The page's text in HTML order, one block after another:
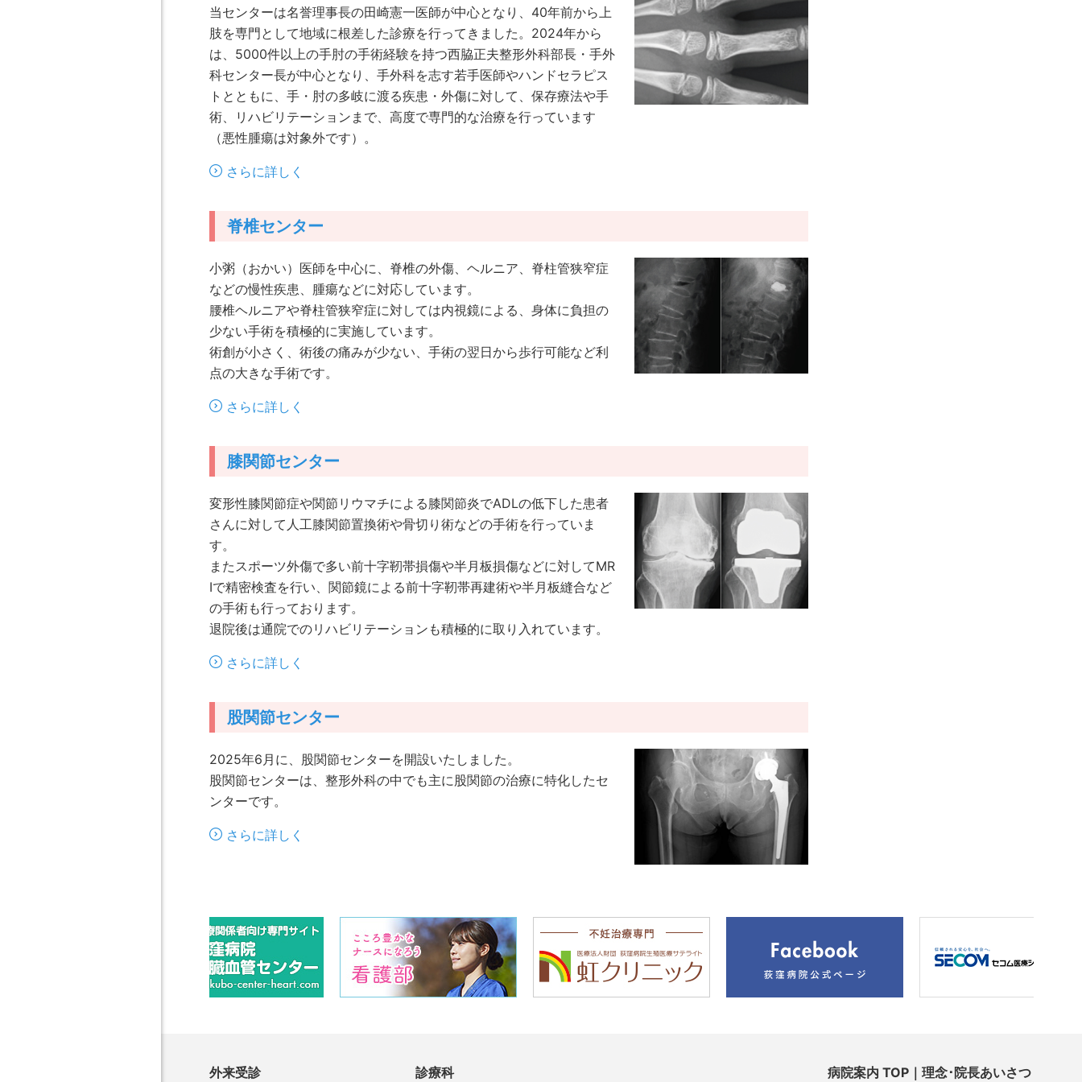
当センターは名誉理事長の田崎憲一医師が中心となり、40年前から上
肢を専門として地域に根差した診療を行ってきました。2024年から
は、5000件以上の手肘の手術経験を持つ西脇正夫整形外科部長・手外
科センター長が中心となり、手外科を志す若手医師やハンドセラピス
トとともに、手・肘の多岐に渡る疾患・外傷に対して、保存療法や手
術、リハビリテーションまで、高度で専門的な治療を行っています
（悪性腫瘍は対象外です）。
さらに詳しく
脊椎センター
小粥（おかい）医師を中心に、脊椎の外傷、ヘルニア、脊柱管狭窄症
などの慢性疾患、腫瘍などに対応しています。
腰椎ヘルニアや脊柱管狭窄症に対しては内視鏡による、身体に負担の
少ない手術を積極的に実施しています。
術創が小さく、術後の痛みが少ない、手術の翌日から歩行可能など利
点の大きな手術です。
さらに詳しく
膝関節センター
変形性膝関節症や関節リウマチによる膝関節炎でADLの低下した患者
さんに対して人工膝関節置換術や骨切り術などの手術を行っていま
す。
またスポーツ外傷で多い前十字靭帯損傷や半月板損傷などに対してMR
Iで精密検査を行い、関節鏡による前十字靭帯再建術や半月板縫合など
の手術も行っております。
退院後は通院でのリハビリテーションも積極的に取り入れています。
さらに詳しく
股関節センター
2025年6月に、股関節センターを開設いたしました。
股関節センターは、整形外科の中でも主に股関節の治療に特化したセ
ンターです。
さらに詳しく
外来受診 診療科 病院案内 TOP｜理念･院長あいさつ